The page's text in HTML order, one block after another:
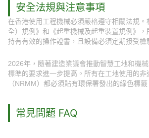
安全法規與注意事項
在香港使用工程機械必須嚴格遵守相關法規。
全）規例》和《起重機械及起重裝置規例》
持有有效的操作證書，且設備必須定期接受檢
2026年，隨著建造業議會推動智慧工地和機
標準的要求進一步提高。所有在工地使用的非
（NRMM）都必須貼有環保署發出的綠色標籤
常見問題 FAQ